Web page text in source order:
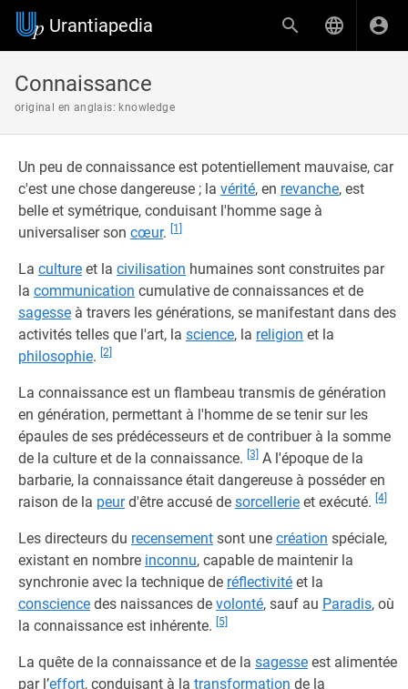
Urantiapedia
Connaissance
original en anglais: knowledge
Un peu de connaissance est potentiellement mauvaise, car
c'est une chose dangereuse ; la vérité, en revanche, est
belle et symétrique, conduisant l'homme sage à
universaliser son cœur. [1]
La culture et la civilisation humaines sont construites par
la communication cumulative de connaissances et de
sagesse à travers les générations, se manifestant dans des
activités telles que l'art, la science, la religion et la
philosophie. [2]
La connaissance est un flambeau transmis de génération
en génération, permettant à l'homme de se tenir sur les
épaules de ses prédécesseurs et de contribuer à la somme
de la culture et de la connaissance. [3] A l'époque de la
barbarie, la connaissance était dangereuse à posséder en
raison de la peurd'être accusé de sorcellerie et exécuté. [4]
Les directeurs du recensement sont une création spéciale,
existant en nombre inconnu, capable de maintenir la
synchronie avec la technique de réflectivité et la
conscience des naissances de volonté, sauf au Paradis, où
la connaissance est inhérente.
[5]
La quête de la connaissance et de la sagesse est alimentée
par l’effort, conduisant à la transformation de la